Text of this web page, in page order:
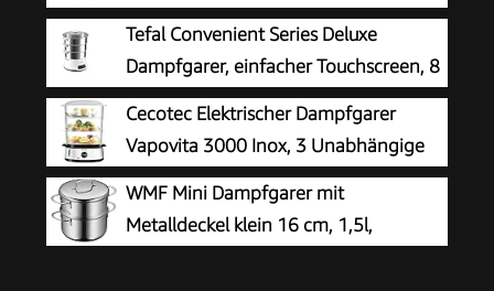
Memory-Funktion, elektrische
Dampfgarer, Warmhaltefunktion,
Restlaufzeitanzeige, 2 Garbehälter
Tefal Convenient Series Deluxe
Dampfgarer, einfacher Touchscreen, 8
Programme, Garen auf 3 Ebenen,
Behälter aus Edelstahl, langlebige Qualität,
gesunde Zubereitung, Edelstahl/weiß, VC502D
Cecotec Elektrischer Dampfgarer
Vapovita 3000 Inox, 3 Unabhängige
Behälter, Reisschale, 60 Min Timer, 2
seitliche Wassereinlässe, Grau, 800W, BPA-frei,
Spülmaschinengeeignet, Edelstahl, 9L Kapazität
WMF Mini Dampfgarer mit
Metalldeckel klein 16 cm, 1,5l,